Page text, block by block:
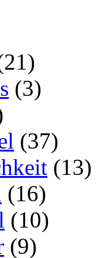
(3)
(37)
(13)
(16)
(10)
(9)